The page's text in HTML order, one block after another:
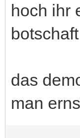
hoch ihr
das
man